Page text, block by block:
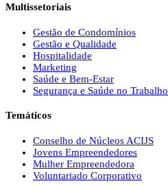
Multissetoriais
Gestão de Condomínios
Gestão e Qualidade
Hospitalidade
Marketing
Saúde e Bem-Estar
Segurança e Saúde no Trabalho
Temáticos
Conselho de Núcleos ACIJS
Jovens Empreendedores
Mulher Empreendedora
Voluntariado Corporativo